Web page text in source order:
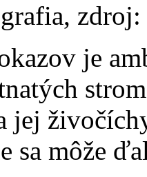
je
jej
sa môže